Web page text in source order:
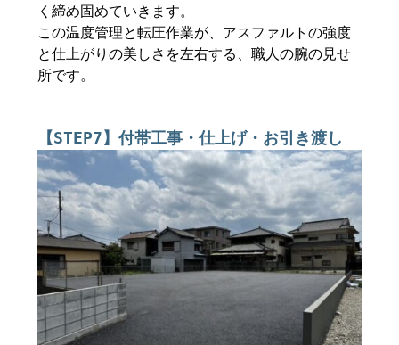
く締め固めていきます。
この温度管理と転圧作業が、アスファルトの強度
と仕上がりの美しさを左右する、職人の腕の見せ
所です。
【STEP7】付帯工事・仕上げ・お引き渡し